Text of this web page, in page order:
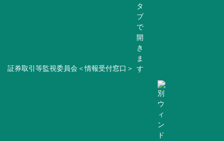
証券取引等監視委員会＜情報受付窓口＞